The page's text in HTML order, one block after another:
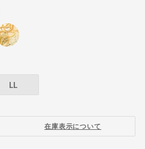
LL
在庫表示について